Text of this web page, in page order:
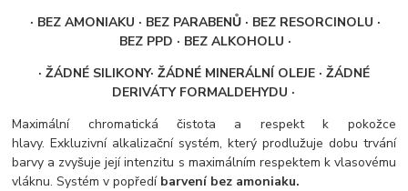
· BEZ AMONIAKU · BEZ PARABENŮ · BEZ RESORCINOLU ·
BEZ PPD · BEZ ALKOHOLU ·
· ŽÁDNÉ SILIKONY· ŽÁDNÉ MINERÁLNÍ OLEJE · ŽÁDNÉ
DERIVÁTY FORMALDEHYDU ·
Maximální chromatická čistota a respekt k pokožce
hlavy. Exkluzivní alkalizační systém, který prodlužuje dobu trvání
barvy a zvyšuje její intenzitu s maximálním respektem k vlasovému
vláknu. Systém v popředí barvení bez amoniaku.